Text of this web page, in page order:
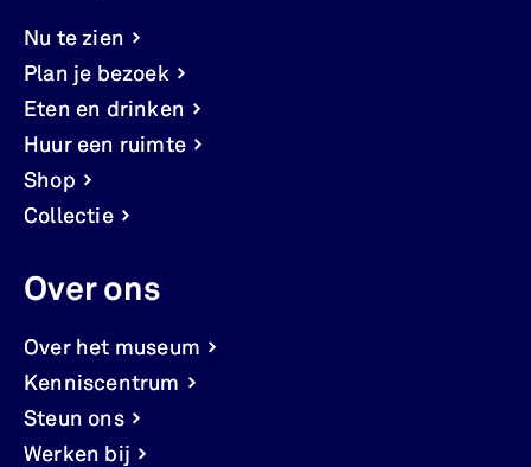
Nu te zien
Plan je bezoek
Eten en drinken
Huur een ruimte
Shop
Collectie
Over ons
Over het museum
Kenniscentrum
Steun ons
Werken bij